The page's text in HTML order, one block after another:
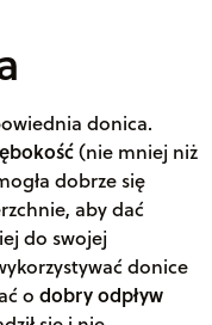
donica.
(nie mniej niż
dobrze się
aby dać
do swojej
donice
o dobry odpływ